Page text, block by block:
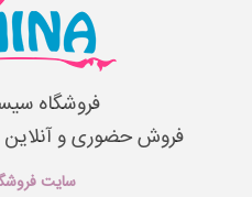
فروشگاه
فروش حضوری و آنلاین
سایت